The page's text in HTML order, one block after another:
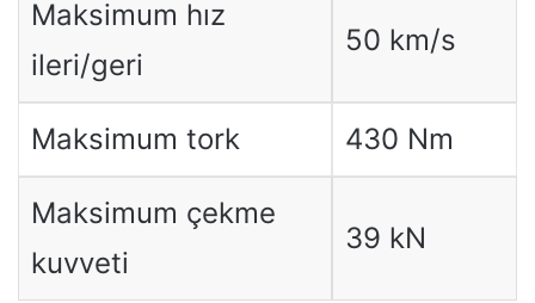
Maksimum hız
ileri/geri
50 km/s
Maksimum tork 430 Nm
Maksimum çekme
kuvveti
39 kN